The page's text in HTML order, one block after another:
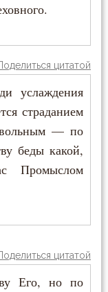
цитатой
услаждения
страданием
— по
беды какой,
Промыслом
цитатой
Его, но по